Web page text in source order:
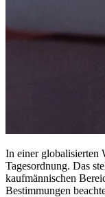
In einer globalisierten
Tagesordnung. Das
kaufmännischen
Bestimmungen